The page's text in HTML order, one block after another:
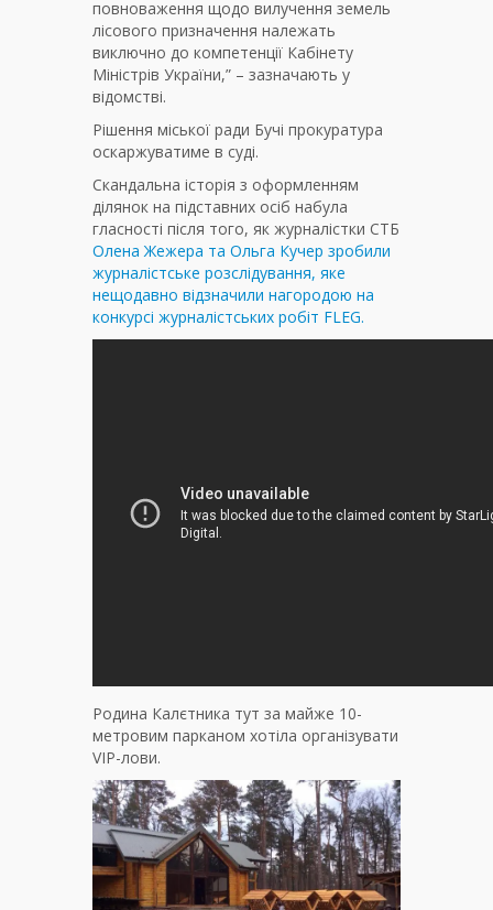
повноваження щодо вилучення земель
лісового призначення належать
виключно до компетенції Кабінету
Міністрів України,” – зазначають у
відомстві.
Рішення міської ради Бучі прокуратура
оскаржуватиме в суді.
Скандальна історія з оформленням
ділянок на підставних осіб набула
гласності після того, як журналістки СТБ
Олена Жежера та Ольга Кучер зробили
журналістське розслідування, яке
нещодавно відзначили нагородою на
конкурсі журналістських робіт FLEG.
Родина Калєтника тут за майже 10-
метровим парканом хотіла організувати
VIP-лови.